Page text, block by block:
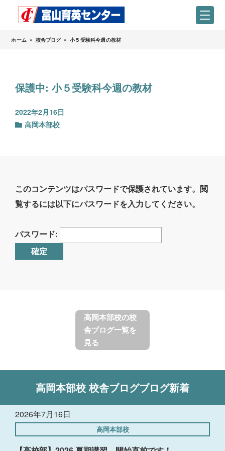
ホーム » 校舎ブログ » 小５受験科今週の教材
保護中: 小５受験科今週の教材
2022年2月16日
高岡本部校
このコンテンツはパスワードで保護されています。閲
覧するには以下にパスワードを入力してください。
パスワード:
高岡本部校の校
舎ブログ一覧を
見る
高岡本部校 校舎ブログブログ新着
2026年7月16日
高岡本部校